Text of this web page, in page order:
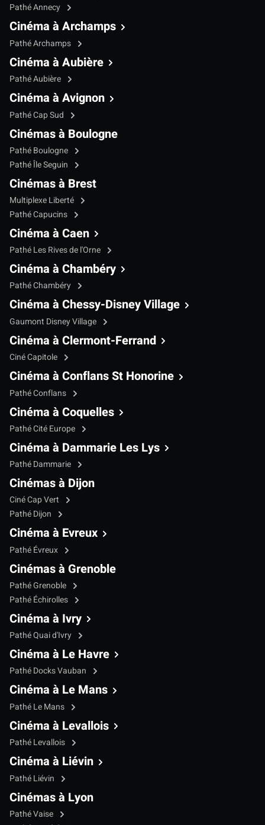
Pathé Annecy
Cinéma à Archamps
Pathé Archamps
Cinéma à Aubière
Pathé Aubière
Cinéma à Avignon
Pathé Cap Sud
Cinémas à Boulogne
Pathé Boulogne
Pathé Île Seguin
Cinémas à Brest
Multiplexe Liberté
Pathé Capucins
Cinéma à Caen
Pathé Les Rives de l'Orne
Cinéma à Chambéry
Pathé Chambéry
Cinéma à Chessy-Disney Village
Gaumont Disney Village
Cinéma à Clermont-Ferrand
Ciné Capitole
Cinéma à Conflans St Honorine
Pathé Conflans
Cinéma à Coquelles
Pathé Cité Europe
Cinéma à Dammarie Les Lys
Pathé Dammarie
Cinémas à Dijon
Ciné Cap Vert
Pathé Dijon
Cinéma à Evreux
Pathé Évreux
Cinémas à Grenoble
Pathé Grenoble
Pathé Échirolles
Cinéma à Ivry
Pathé Quai d'Ivry
Cinéma à Le Havre
Pathé Docks Vauban
Cinéma à Le Mans
Pathé Le Mans
Cinéma à Levallois
Pathé Levallois
Cinéma à Liévin
Pathé Liévin
Cinémas à Lyon
Pathé Vaise